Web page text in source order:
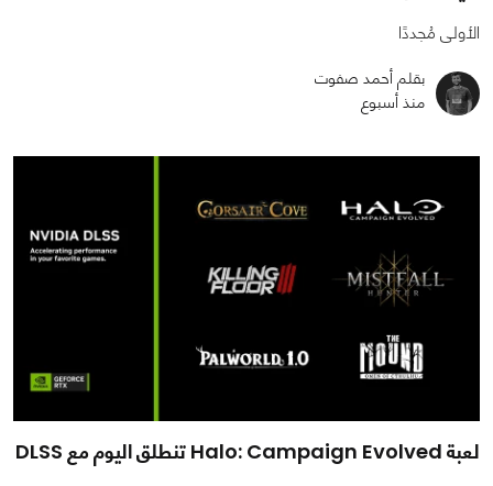
الأولى مُجددًا
بقلم أحمد صفوت
منذ أسبوع
لعبة Halo: Campaign Evolved تنطلق اليوم مع DLSS